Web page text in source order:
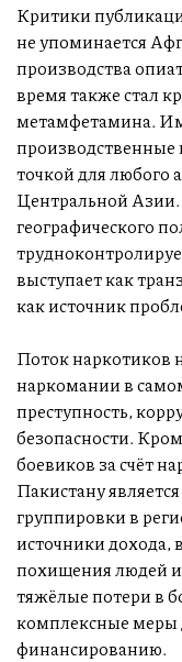
Критики
не упоминается
производства
время также стал
метамфетамина.
точкой для
Центральной Азии.
географического
выступает как
как источник
Поток наркотиков
наркомании в
преступность,
безопасности.
боевиков за счёт
Пакистану
группировки в
источники дохода,
похищения людей
тяжёлые потери в
комплексные меры
финансированию.